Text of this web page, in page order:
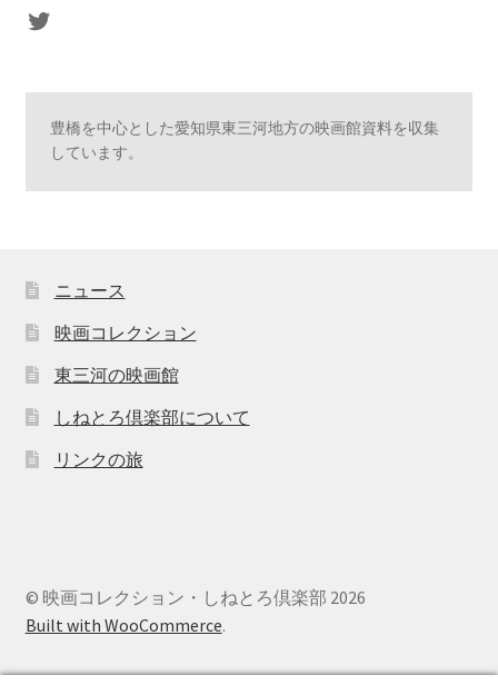
sasaki's Twitter
豊橋を中心とした愛知県東三河地方の映画館資料を収集
しています。
ニュース
映画コレクション
東三河の映画館
しねとろ倶楽部について
リンクの旅
© 映画コレクション・しねとろ倶楽部 2026
Built with WooCommerce.